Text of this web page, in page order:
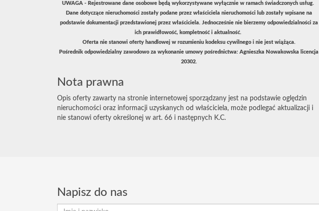
UWAGA - Rejestrowane dane osobowe będą wykorzystywane wyłącznie w ramach świadczonych usług.
Dane dotyczące nieruchomości zostały podane przez właściciela nieruchomości lub zostały wpisane na
podstawie dokumentacji przedstawionej przez właściciela. Jednocześnie nie bierzemy odpowiedzialności za
ich prawidłowość, kompletność i aktualność.
Oferta nie stanowi oferty handlowej w rozumieniu kodeksu cywilnego i nie jest wiążąca.
Pośrednik odpowiedzialny zawodowo za wykonanie umowy pośrednictwa: Agnieszka Nowakowska licencja
20302.
Nota prawna
Opis oferty zawarty na stronie internetowej sporządzany jest na podstawie oględzin
nieruchomości oraz informacji uzyskanych od właściciela, może podlegać aktualizacji i
nie stanowi oferty określonej w art. 66 i następnych K.C.
Napisz do nas